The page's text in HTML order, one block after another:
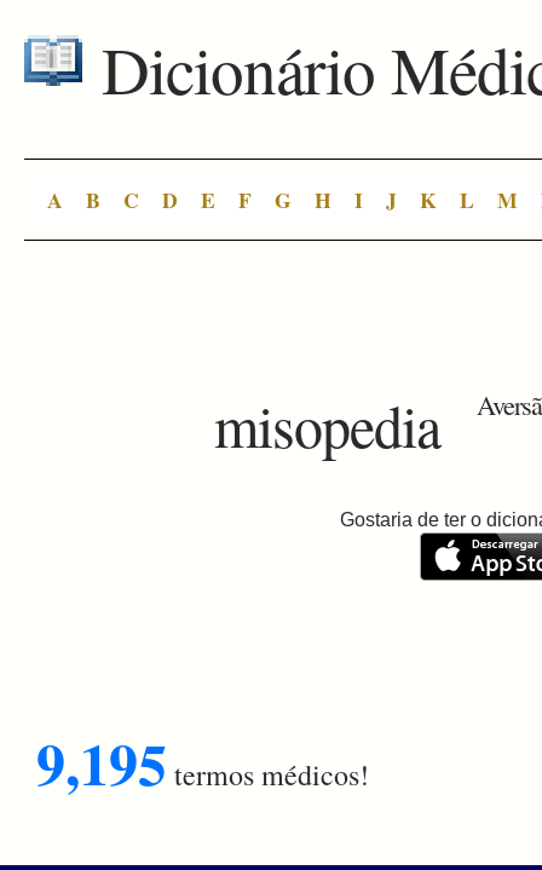
Dicionário
A B C D E F G H I J K L M
misopedia
Gostaria de ter o
9,195 termos médicos!